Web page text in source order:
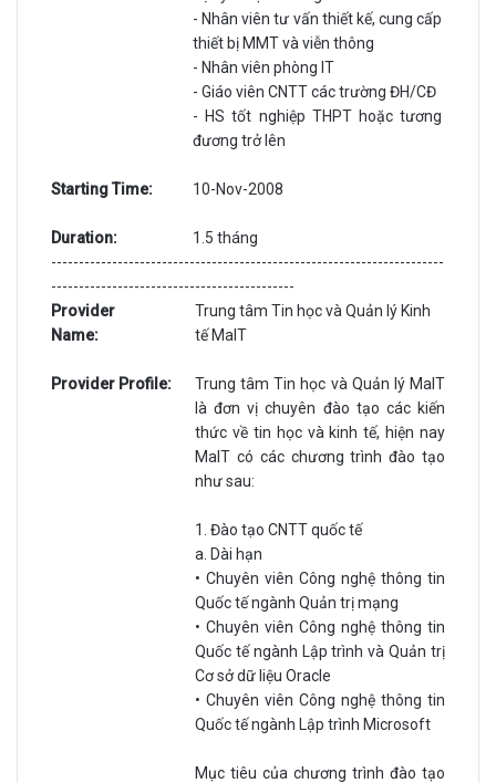
- Nhân viên tư vấn thiết kế, cung cấp
thiết bị MMT và viễn thông
- Nhân viên phòng IT
- Giáo viên CNTT các trường ĐH/CĐ
- HS tốt nghiệp THPT hoặc tương
đương trở lên
Starting Time: 10-Nov-2008
Duration:
1.5 tháng
-----------------------------------------------------------------------
--------------------------------------------
Provider
Name:
Trung tâm Tin học và Quản lý Kinh
tế MaIT
Provider Profile:
Trung tâm Tin học và Quản lý MaIT
là đơn vị chuyên đào tạo các kiến
thức về tin học và kinh tế, hiện nay
MaIT có các chương trình đào tạo
như sau:
1. Đào tạo CNTT quốc tế
a. Dài hạn
• Chuyên viên Công nghệ thông tin
Quốc tế ngành Quản trị mạng
• Chuyên viên Công nghệ thông tin
Quốc tế ngành Lập trình và Quản trị
Cơ sở dữ liệu Oracle
• Chuyên viên Công nghệ thông tin
Quốc tế ngành Lập trình Microsoft
Mục tiêu của chương trình đào tạo